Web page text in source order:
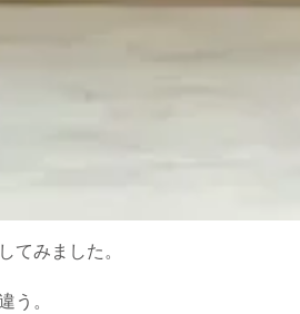
てみました。
う。